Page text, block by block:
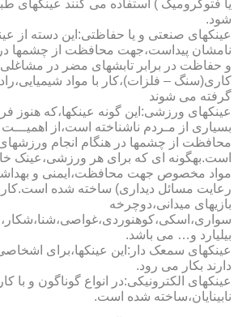
یا فتوکرومیک ) استفاده می کنند عینکهای
شود.
عینکهای صنعتی و یا حفاظتی:این دسته از
نامشان پیداست،جهت محافظت از چشمها در
و حفاظت در برابر تابشهای مضر در مشاغلی
کاری(سنگ – فلزات)،کار با مواد
گرفته می شوند
عینکهای ورزشی:این گونه عینکها،که هنوز
بسیاری از مـردم ناشناخته است،از اهمیـــت
محافظت از چشمها در هنگام انجام
است.به­گونه ای که برای هر ورزشی،عینک
مواد مخصوص جهت محافظت،ایمنی و
رعایت مسائل دیداری) ساخته شده
بازیهای میدانی،دوچرخه
بیلیارد و… می باشد.
عینکهای سمعک دار:این عینکها،برای
دارند بکار می رود.
عینکهای الکترونیکی:در انواع گوناگون و
نابینایان،ساخته شده است.